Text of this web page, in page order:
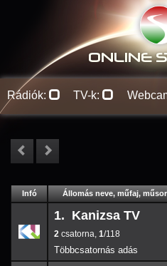
ONLINE S
Rádiók: TV-k:
Infó Lejátszás
Állomás neve, műfaj, műsor
1.
1. Kanizsa TV
2 , 1/118